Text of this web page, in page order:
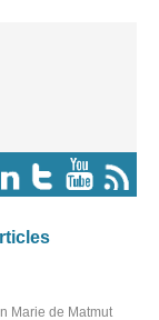
Marie de Matmut